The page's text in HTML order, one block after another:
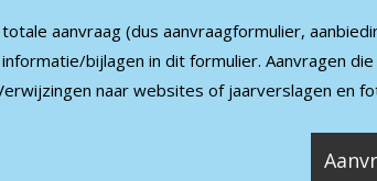
aanvraag (dus aanvraagformulier,
bijlagen in dit formulier. Aanvragen
naar websites of jaarverslagen en